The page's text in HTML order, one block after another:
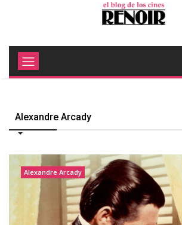
Alexandre Arcady
Alexandre Arcady